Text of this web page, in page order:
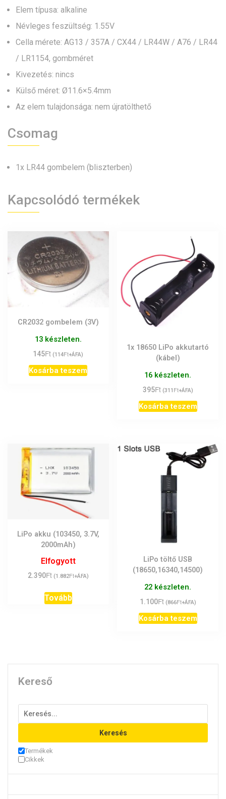
Elem típusa: alkaline
Névleges feszültség: 1.55V
Cella mérete: AG13 / 357A / CX44 / LR44W / A76 / LR44
/ LR1154, gombméret
Kivezetés: nincs
Külső méret: Ø11.6×5.4mm
Az elem tulajdonsága: nem újratölthető
Csomag
1x LR44 gombelem (bliszterben)
Kapcsolódó termékek
CR2032 gombelem (3V)
13 készleten.
145Ft (114Ft+ÁFA)
Kosárba teszem
1x 18650 LiPo akkutartó
(kábel)
16 készleten.
395Ft (311 Ft+ÁFA)
Kosárba teszem
LiPo akku (103450, 3.7V,
2000mAh)
Elfogyott
2.390Ft (1.882Ft+ÁFA)
Tovább
LiPo töltő USB
(18650,16340,14500)
22 készleten.
1.100Ft (866Ft+ÁFA)
Kosárba teszem
Kereső
Keresés
Termékek
Cikkek